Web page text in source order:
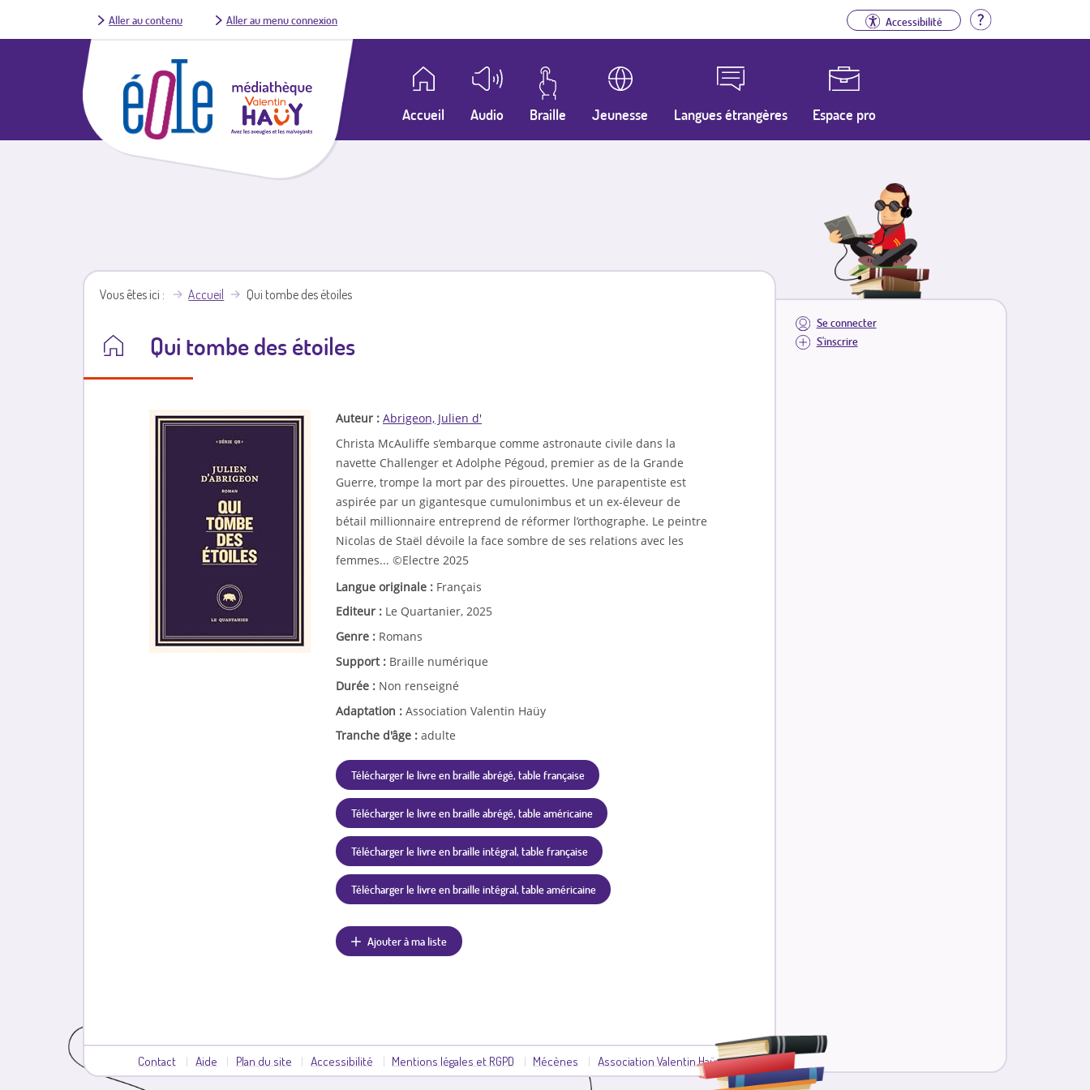
Aller au contenu Aller au menu connexion Accessibilité Aide
Accueil Audio Braille Jeunesse Langues étrangères Espace pro
Se connecter
S'inscrire
Vous êtes ici Accueil Qui tombe des étoiles
Qui tombe des étoiles
Auteur : Abrigeon, Julien d'
Christa McAuliffe s’embarque comme astronaute civile dans la
navette Challenger et Adolphe Pégoud, premier as de la Grande
Guerre, trompe la mort par des pirouettes. Une parapentiste est
aspirée par un gigantesque cumulonimbus et un ex-éleveur de
bétail millionnaire entreprend de réformer l’orthographe. Le peintre
Nicolas de Staël dévoile la face sombre de ses relations avec les
femmes... ©Electre 2025
Langue originale : Français
Editeur : Le Quartanier, 2025
Genre : Romans
Support : Braille numérique
Durée : Non renseigné
Adaptation : Association Valentin Haüy
Tranche d'âge : adulte
Télécharger le livre en braille abrégé, table française
Télécharger le livre en braille abrégé, table américaine
Télécharger le livre en braille intégral, table française
Télécharger le livre en braille intégral, table américaine
Ajouter à ma liste
Contact Aide Plan du site Accessibilité Mentions légales et RGPD Mécènes Association Valentin Haüy